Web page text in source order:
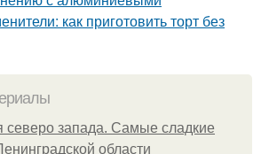
как приготовить торт без
северо запада. Самые сладкие
области